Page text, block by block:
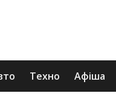
Техно Афіша